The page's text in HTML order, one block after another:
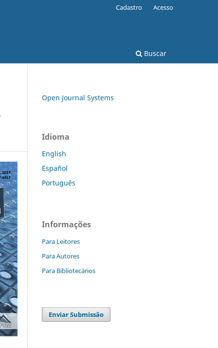
Buscar
Cadastro Acesso
Open Journal Systems
Idioma
English
Español
Português
Informações
Para Leitores
Para Autores
Para Bibliotecários
Enviar Submissão